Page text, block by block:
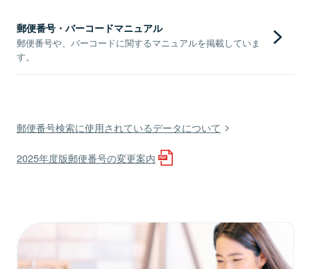
郵便番号・バーコードマニュアル
郵便番号や、バーコードに関するマニュアルを掲載していま
す。
郵便番号検索に使用されているデータについて
2025年度版郵便番号の変更案内